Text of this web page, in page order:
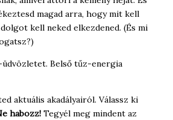
magad arra, hogy mit kell
kell neked elkezdened. (És mi
üdvözletet. Belső tűz-energia
aktuális akadályairól. Válassz ki
habozz! Tegyél meg mindent az